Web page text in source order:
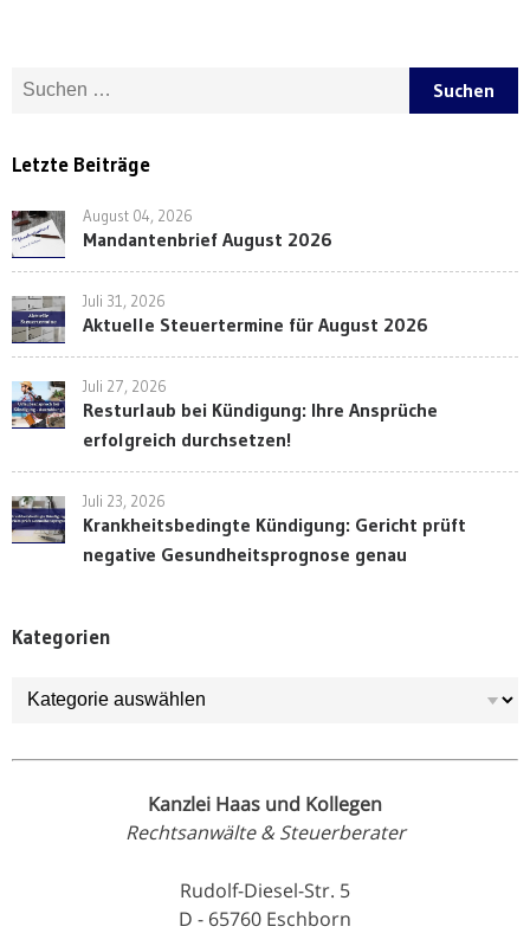
Suche nach:
Letzte Beiträge
August 04, 2026
Mandantenbrief August 2026
Juli 31, 2026
Aktuelle Steuertermine für August 2026
Juli 27, 2026
Resturlaub bei Kündigung: Ihre Ansprüche
erfolgreich durchsetzen!
Juli 23, 2026
Krankheitsbedingte Kündigung: Gericht prüft
negative Gesundheitsprognose genau
Kategorien
Kategorien
Kanzlei Haas und Kollegen
Rechtsanwälte & Steuerberater
Rudolf-Diesel-Str. 5
D - 65760 Eschborn